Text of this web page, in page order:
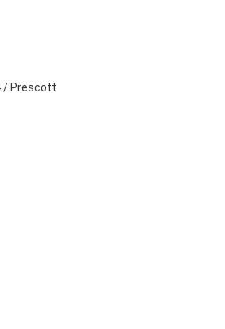
/ Prescott